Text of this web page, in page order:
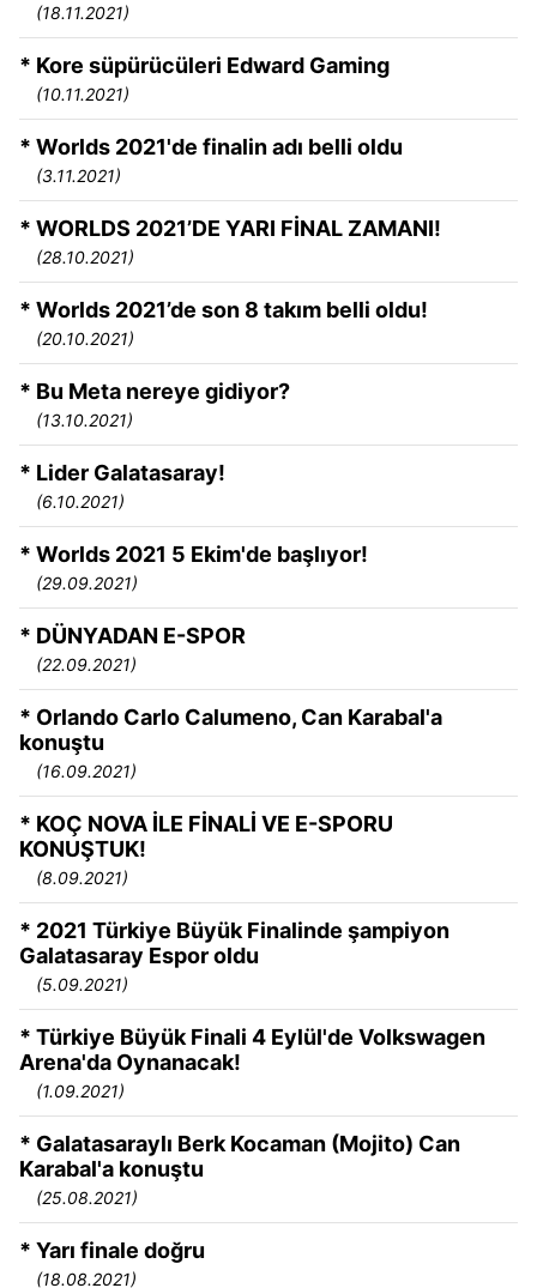
(18.11.2021)
* Kore süpürücüleri Edward Gaming
(10.11.2021)
* Worlds 2021'de finalin adı belli oldu
(3.11.2021)
* WORLDS 2021’DE YARI FİNAL ZAMANI!
(28.10.2021)
* Worlds 2021’de son 8 takım belli oldu!
(20.10.2021)
* Bu Meta nereye gidiyor?
(13.10.2021)
* Lider Galatasaray!
(6.10.2021)
* Worlds 2021 5 Ekim'de başlıyor!
(29.09.2021)
* DÜNYADAN E-SPOR
(22.09.2021)
* Orlando Carlo Calumeno, Can Karabal'a
konuştu
(16.09.2021)
* KOÇ NOVA İLE FİNALİ VE E-SPORU
KONUŞTUK!
(8.09.2021)
* 2021 Türkiye Büyük Finalinde şampiyon
Galatasaray Espor oldu
(5.09.2021)
* Türkiye Büyük Finali 4 Eylül'de Volkswagen
Arena'da Oynanacak!
(1.09.2021)
* Galatasaraylı Berk Kocaman (Mojito) Can
Karabal'a konuştu
(25.08.2021)
* Yarı finale doğru
(18.08.2021)